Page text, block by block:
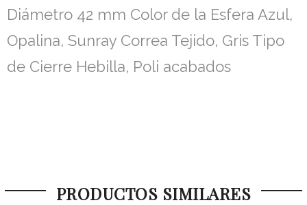
Diámetro 42 mm Color de la Esfera Azul,
Opalina, Sunray Correa Tejido, Gris Tipo
de Cierre Hebilla, Poli acabados
PRODUCTOS SIMILARES